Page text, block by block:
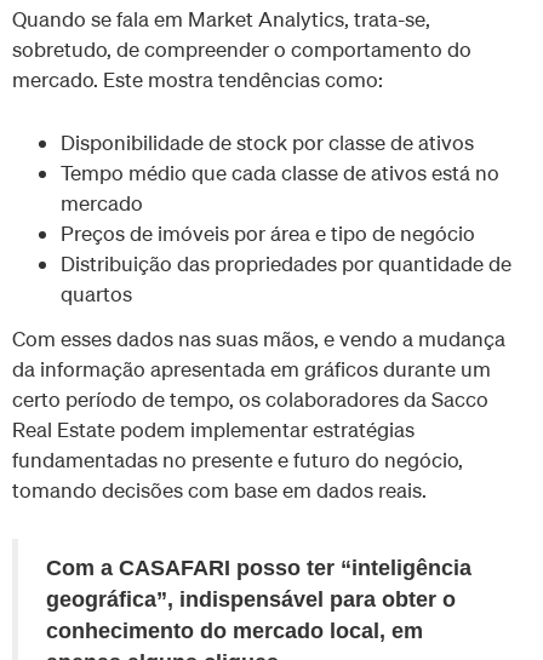
Quando se fala em Market Analytics, trata-se,
sobretudo, de compreender o comportamento do
mercado. Este mostra tendências como:
Disponibilidade de stock por classe de ativos
Tempo médio que cada classe de ativos está no
mercado
Preços de imóveis por área e tipo de negócio
Distribuição das propriedades por quantidade de
quartos
Com esses dados nas suas mãos, e vendo a mudança
da informação apresentada em gráficos durante um
certo período de tempo, os colaboradores da Sacco
Real Estate podem implementar estratégias
fundamentadas no presente e futuro do negócio,
tomando decisões com base em dados reais.
Com a CASAFARI posso ter “inteligência
geográfica”, indispensável para obter o
conhecimento do mercado local, em